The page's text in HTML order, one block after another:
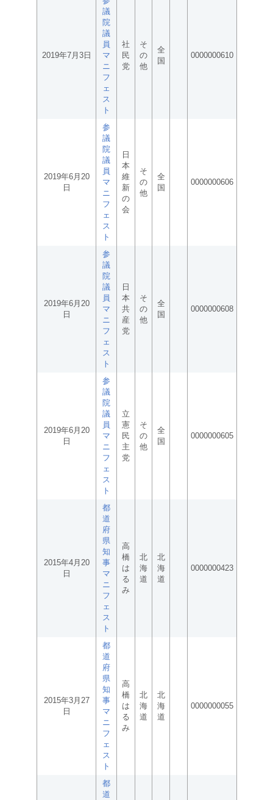
2019年7月3日
議
院
議
員
マ
ニ
フ
ェ
ス
ト
社
民
党
そ
の
他
全
国
0000000610
2019年6月20
日
参
議
院
議
員
マ
ニ
フ
ェ
ス
ト
日
本
維
新
の
会
そ
の
他
全
国
0000000606
2019年6月20
日
参
議
院
議
員
マ
ニ
フ
ェ
ス
ト
日
本
共
産
党
そ
の
他
全
国
0000000608
2019年6月20
日
参
議
院
議
員
マ
ニ
フ
ェ
ス
ト
立
憲
民
主
党
そ
の
他
全
国
0000000605
2015年4月20
日
都
道
府
県
知
事
マ
ニ
フ
ェ
ス
ト
高
橋
は
る
み
北
海
道
北
海
道
0000000423
2015年3月27
日
都
道
府
県
知
事
マ
ニ
フ
ェ
ス
ト
高
橋
は
る
み
北
海
道
北
海
道
0000000055
都
道